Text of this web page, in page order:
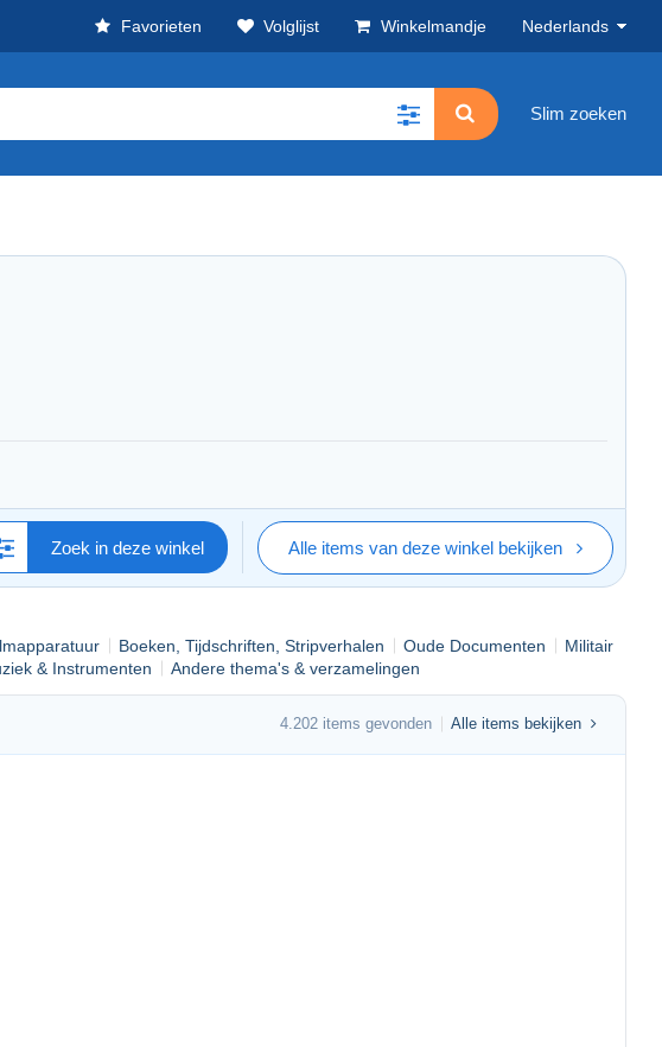
Favorieten Volglijst Winkelmandje Nederlands
Slim zoeken
Zoek in deze winkel Alle items van deze winkel bekijken
Boeken, Tijdschriften, Stripverhalen Oude Documenten
Militair
& Instrumenten Andere thema's & verzamelingen
4.202 items gevonden Alle items bekijken